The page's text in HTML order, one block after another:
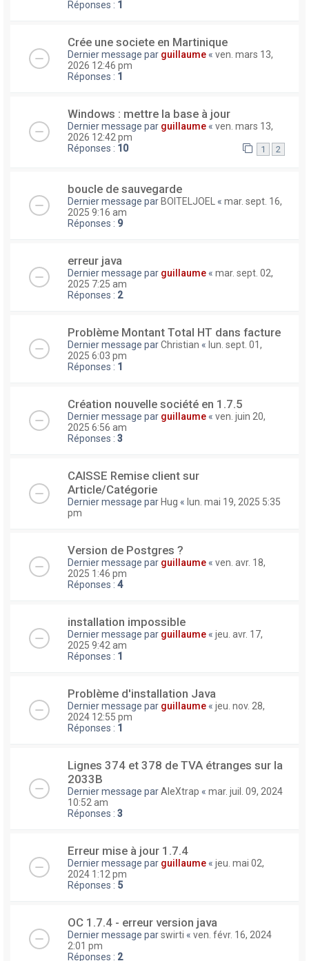
Réponses : 1
Crée une societe en Martinique
Dernier message par guillaume « ven. mars 13,
2026 12:46 pm
Réponses : 1
Windows : mettre la base à jour
Dernier message par guillaume « ven. mars 13,
2026 12:42 pm
Réponses : 10 1 2
boucle de sauvegarde
Dernier message par BOITELJOEL « mar. sept. 16,
2025 9:16 am
Réponses : 9
erreur java
Dernier message par guillaume « mar. sept. 02,
2025 7:25 am
Réponses : 2
Problème Montant Total HT dans facture
Dernier message parChristian « lun. sept. 01,
2025 6:03 pm
Réponses : 1
Création nouvelle société en 1.7.5
Dernier message par guillaume « ven. juin 20,
2025 6:56 am
Réponses : 3
CAISSE Remise client sur
Article/Catégorie
Dernier message par Hug « lun. mai 19, 2025 5:35
pm
Version de Postgres ?
Dernier message par guillaume « ven. avr. 18,
2025 1:46 pm
Réponses : 4
installation impossible
Dernier message par guillaume « jeu. avr. 17,
2025 9:42 am
Réponses : 1
Problème d'installation Java
Dernier message par guillaume « jeu. nov. 28,
2024 12:55 pm
Réponses : 1
Lignes 374 et 378 de TVA étranges sur la
2033B
Dernier message parAleXtrap « mar. juil. 09, 2024
10:52 am
Réponses : 3
Erreur mise à jour 1.7.4
Dernier message par guillaume « jeu. mai 02,
2024 1:12 pm
Réponses : 5
OC 1.7.4 - erreur version java
Dernier message parswirti « ven. févr. 16, 2024
2:01 pm
Réponses : 2